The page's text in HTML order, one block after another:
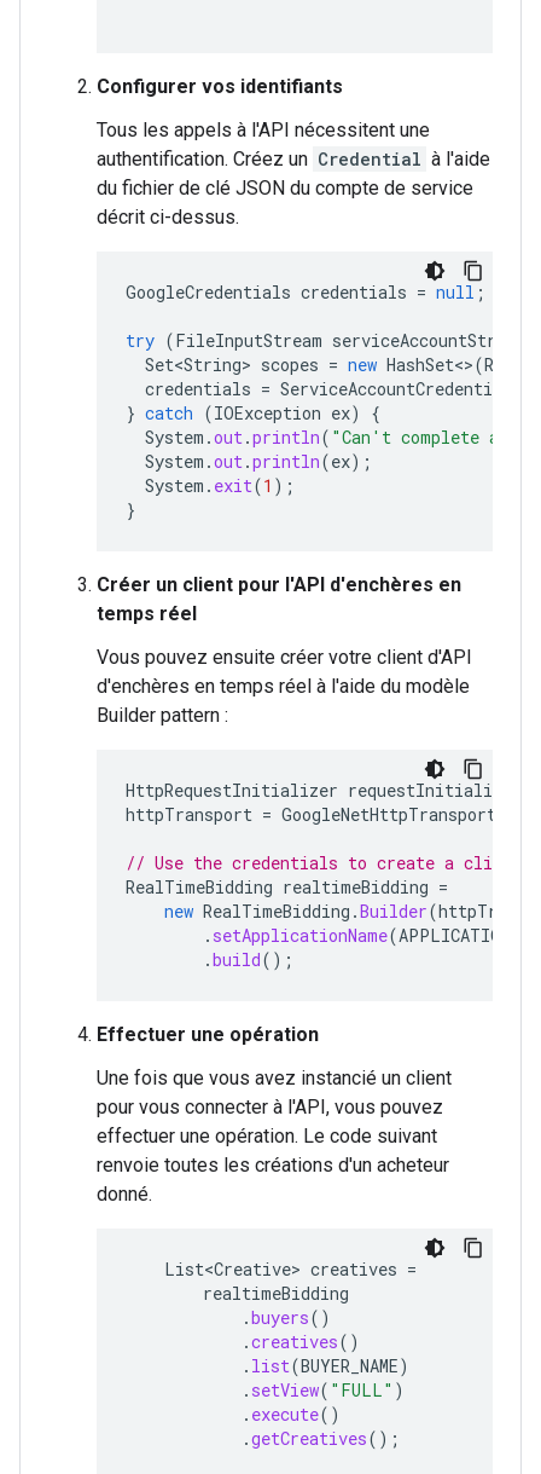
Configurer vos identifiants
Tous les appels à l'API nécessitent une
authentification. Créez un Credential à l'aide
du fichier de clé JSON du compte de service
décrit ci-dessus.
GoogleCredentials credentials = null ;
try (FileInputStream serviceAccountStream
Set<String> scopes = new HashSet<>(
credentials = ServiceAccountCredentials
} catch (IOException ex)
{
System .out.println( "Can't complete
System .out.println(ex);
System . exit(1 );
}
Créer un client pour l'API d'enchères en
temps réel
Vous pouvez ensuite créer votre client d'API
d'enchères en temps réel à l'aide du modèle
Builder pattern :
HttpRequestInitializer requestInitializer
httpTransport = GoogleNetHttpTransport
// Use the credentials to create a client
RealTimeBidding realtimeBidding =
new RealTimeBidding .Builder(
. setApplicationName(
.build();
Effectuer une opération
Une fois que vous avez instancié un client
pour vous connecter à l'API, vous pouvez
effectuer une opération. Le code suivant
renvoie toutes les créations d'un acheteur
donné.
List<Creative> creatives =
realtimeBidding
.buyers()
.creatives()
. list(BUYER_NAME)
. setView( "FULL" )
. execute()
.getCreatives();